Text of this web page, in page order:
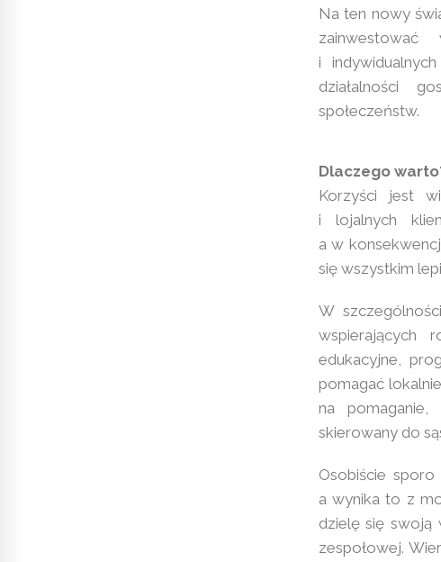
Na ten nowy
i
działalności
społeczeństw.
Dlaczego
Korzyści jest
i lojalnych
a w
się wszystkim
W
wspierających
edukacyjne,
pomagać
na pomaganie,
skierowany do
Osobiście
a wynika to z
dzielę się swoją
zespołowej.